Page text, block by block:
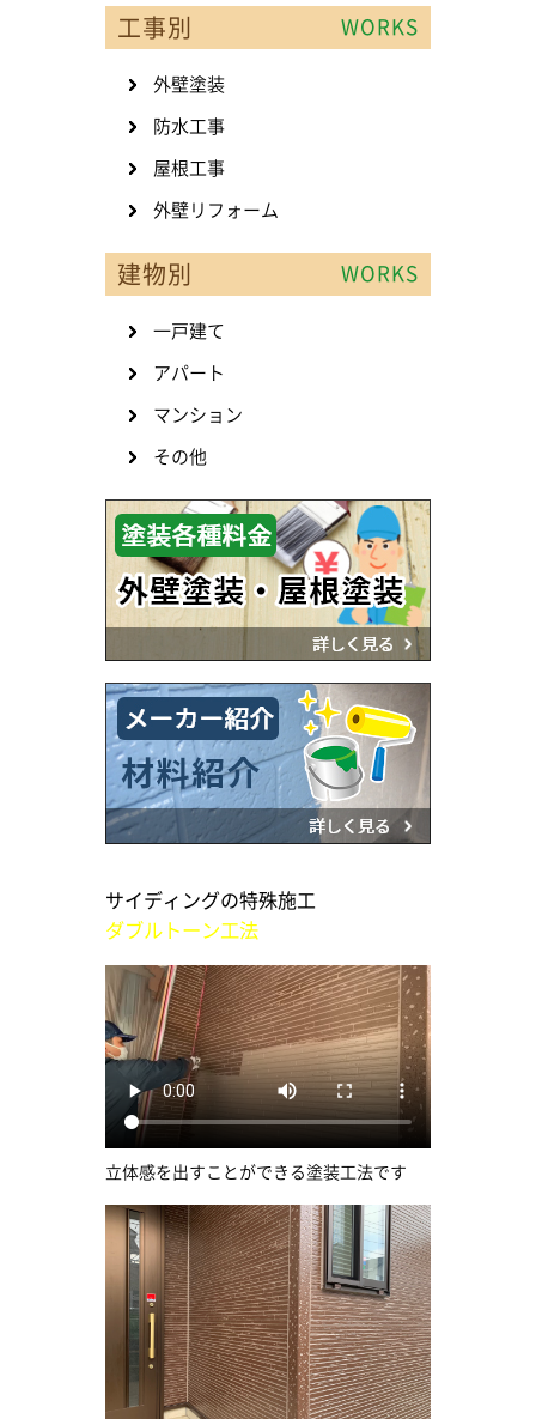
工事別 WORKS
外壁塗装
防水工事
屋根工事
外壁リフォーム
建物別 WORKS
一戸建て
アパート
マンション
その他
サイディングの特殊施工
ダブルトーン工法
立体感を出すことができる塗装工法です